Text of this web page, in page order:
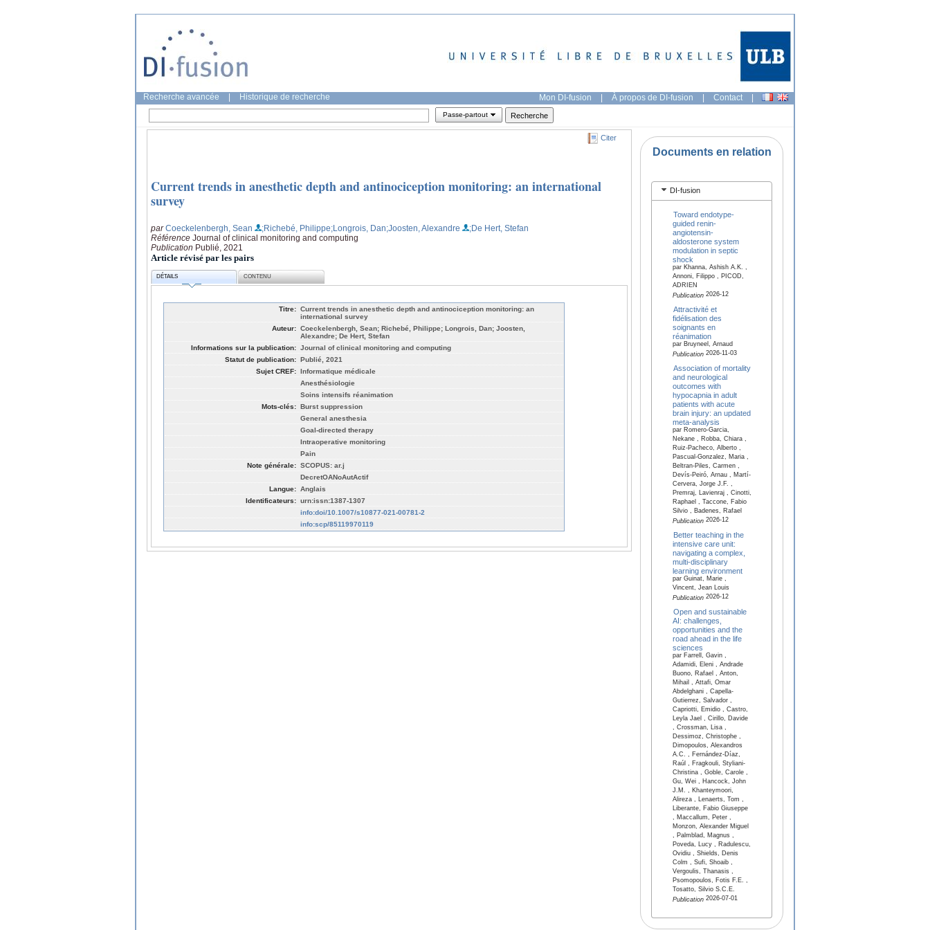
Recherche avancée Historique de recherche Mon DI-fusion | À propos de DI-fusion | Contact |
Passe-partout
Citer
Current trends in anesthetic depth and antinociception monitoring: an international
survey
parCoeckelenbergh, Sean ;Richebé, Philippe;Longrois, Dan;Joosten, Alexandre
;De Hert, Stefan
Référence Journal of clinical monitoring and computing
Publication Publié, 2021
Article révisé par les pairs
DÉTAILS CONTENU
Titre: Current trends in anesthetic depth and antinociception monitoring: an
international survey
Auteur: Coeckelenbergh, Sean; Richebé, Philippe; Longrois, Dan; Joosten,
Alexandre; De Hert, Stefan
Informations sur la publication: Journal of clinical monitoring and computing
Statut de publication: Publié, 2021
Sujet CREF: Informatique médicale
Anesthésiologie
Soins intensifs réanimation
Mots-clés: Burst suppression
General anesthesia
Goal-directed therapy
Intraoperative monitoring
Pain
Note générale: SCOPUS: ar.j
DecretOANoAutActif
Langue: Anglais
Identificateurs: urn:issn:1387-1307
info:doi/10.1007/s10877-021-00781-2
info:scp/85119970119
Documents en relation
DI-fusion
Toward endotype-
guided renin-
angiotensin-
aldosterone system
modulation in septic
shock
par Khanna, Ashish A.K. ,
Annoni, Filippo , PICOD,
ADRIEN
Publication2026-12
Attractivité et
fidélisation des
soignants en
réanimation
par Bruyneel, Arnaud
Publication2026-11-03
Association of mortality
and neurological
outcomes with
hypocapnia in adult
patients with acute
brain injury: an updated
meta-analysis
par Romero-Garcia,
Nekane , Robba, Chiara ,
Ruiz-Pacheco, Alberto ,
Pascual-Gonzalez, Maria ,
Beltran-Piles, Carmen ,
Devís-Peiró, Arnau , Martí-
Cervera, Jorge J.F. ,
Premraj, Lavienraj , Cinotti,
Raphael , Taccone, Fabio
Silvio , Badenes, Rafael
Publication2026-12
Better teaching in the
intensive care unit:
navigating a complex,
multi-disciplinary
learning environment
par Guinat, Marie ,
Vincent, Jean Louis
Publication2026-12
Open and sustainable
AI: challenges,
opportunities and the
road ahead in the life
sciences
par Farrell, Gavin ,
Adamidi, Eleni , Andrade
Buono, Rafael , Anton,
Mihail , Attafi, Omar
Abdelghani , Capella-
Gutierrez, Salvador ,
Capriotti, Emidio , Castro,
Leyla Jael , Cirillo, Davide
, Crossman, Lisa ,
Dessimoz, Christophe ,
Dimopoulos, Alexandros
A.C. , Fernández-Díaz,
Raúl , Fragkouli, Styliani-
Christina , Goble, Carole ,
Gu, Wei , Hancock, John
J.M. , Khanteymoori,
Alireza , Lenaerts, Tom ,
Liberante, Fabio Giuseppe
, Maccallum, Peter ,
Monzon, Alexander Miguel
, Palmblad, Magnus ,
Poveda, Lucy , Radulescu,
Ovidiu , Shields, Denis
Colm , Sufi, Shoaib ,
Vergoulis, Thanasis ,
Psomopoulos, Fotis F.E. ,
Tosatto, Silvio S.C.E.
Publication2026-07-01